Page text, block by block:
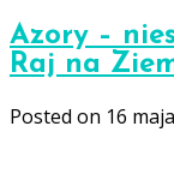
Azory –
Raj na
Posted on 16